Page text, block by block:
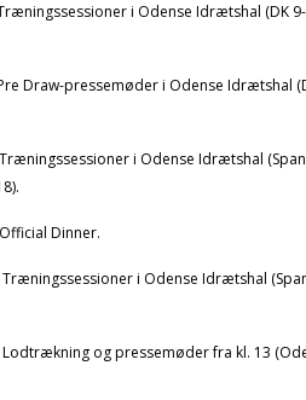
i Odense Idrætshal (DK 9-
Draw-pressemøder i Odense Idrætshal
i Odense Idrætshal
Dinner.
i Odense Idrætshal
og pressemøder fra kl. 13